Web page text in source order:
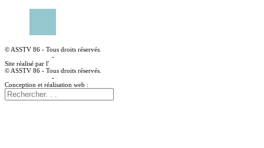
© ASSTV 86 - Tous droits réservés.
-
Site réalisé par l'
© ASSTV 86 - Tous droits réservés.
-
Conception et réalisation web :